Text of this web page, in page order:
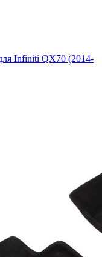
Infiniti QX70 (2014-